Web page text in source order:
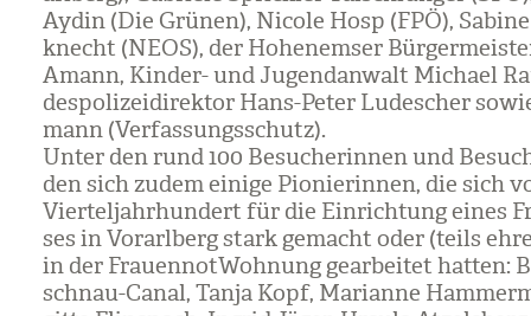
Aydin (Die Grü­nen), Nicole Hosp (FPÖ),
knecht (NEOS), der Hohen­em­ser
Amann, Kin­der- und Jugend­an­walt Michael
des­po­li­zei­di­rek­tor Hans-Peter Lude­scher
mann (Ver­fas­sungs­schutz).
Unter den rund 100 Besu­che­rin­nen und
den sich zudem einige Pio­nie­rin­nen, die sich
Vier­tel­jahr­hun­dert für die Ein­rich­tung eines
ses in Vor­arl­berg stark gemacht oder (teils
in der Frau­en­not­Woh­nung gear­bei­tet hat­ten:
schnau-Canal, Tanja Kopf, Mari­anne